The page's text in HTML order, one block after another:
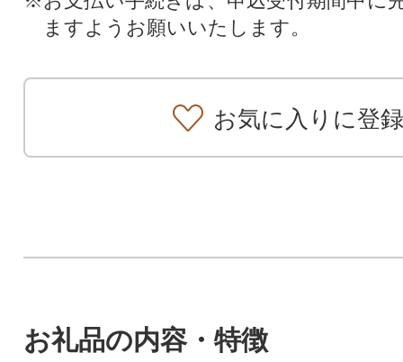
ますようお願いいたします。
お気に入りに登録
お礼品の内容・特徴